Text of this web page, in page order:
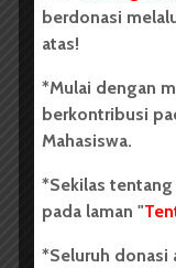
Dua
USU Raih
Sumatra
Dark
Redaksi 2
berdonasi
atas!
*Mulai dengan
berkontribusi
Mahasiswa.
*Sekilas tentang
pada laman "
*Seluruh donasi